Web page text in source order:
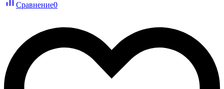
Сравнение0